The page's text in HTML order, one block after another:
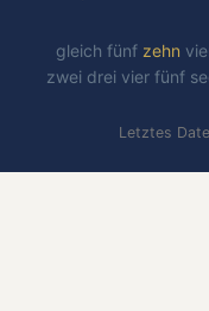
gleich fünf zehn
zwei drei vier fünf
Letztes